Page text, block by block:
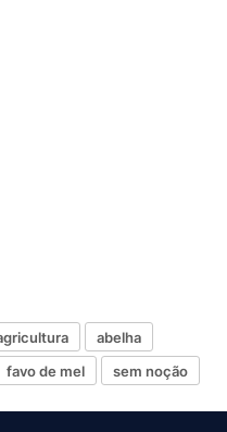
abelha
favo de mel sem noção